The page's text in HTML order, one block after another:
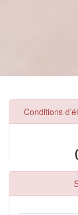
Conditions